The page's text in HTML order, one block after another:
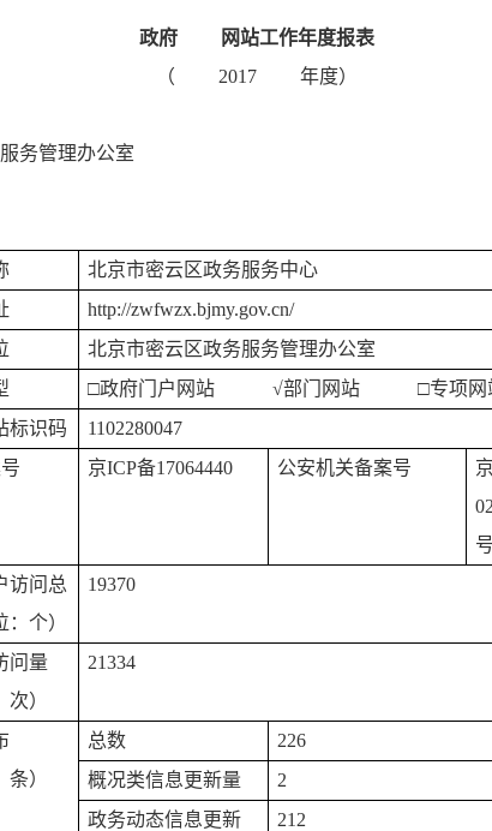
政府
网站工作年度报表
（
2017 年度）
务管理办公室
北京市密云区政务服务中心
http://zwfwzx.bjmy.gov.cn/
北京市密云区政务服务管理办公室
□政府门户网站√部门网站 □专项网
标识码
1102280047
京ICP备17064440 公安机关备案号
号
访问总
个）
19370
问量
）
21334
）
总数
226
概况类信息更新量
2
政务动态信息更新
212